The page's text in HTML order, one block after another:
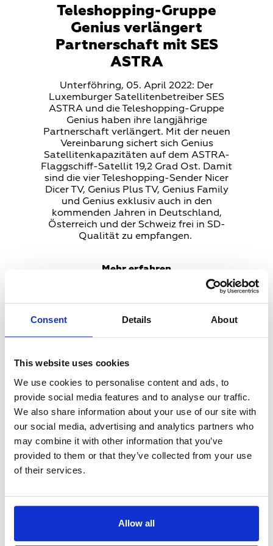
Consent Details About
This website uses cookies
We use cookies to personalise content and ads, to
provide social media features and to analyse our traffic.
We also share information about your use of our site with
our social media, advertising and analytics partners who
may combine it with other information that you’ve
provided to them or that they’ve collected from your use
of their services.
Allow all
Teleshopping-Gruppe
Genius verlängert
Partnerschaft mit SES
ASTRA
Teaser
Text
Unterföhring, 05. April 2022: Der
Luxemburger Satellitenbetreiber SES
ASTRA und die Teleshopping-Gruppe
Genius haben ihre langjährige
Partnerschaft verlängert. Mit der neuen
Vereinbarung sichert sich Genius
Satellitenkapazitäten auf dem ASTRA-
Flaggschiff-Satellit 19,2 Grad Ost. Damit
sind die vier Teleshopping-Sender Nicer
Dicer TV, Genius Plus TV, Genius Family
und Genius exklusiv auch in den
kommenden Jahren in Deutschland,
Österreich und der Schweiz frei in SD-
Qualität zu empfangen.
Mehr erfahren
AstroTV verlängert
Satellitenkapazitäten bei
SES ASTRA
Teaser
Text
Unterföhring, 29. März 2022: Der
Luxemburger Satellitenbetreiber SES
ASTRA und AstroTV, ein Sender der
adviqo GmbH, haben ihre Partnerschaft
langfristig verlängert. AstroTV sichert sich
langfristig Satellitenkapazitäten auf dem
Flaggschiff-Satellit Astra 19,2 Grad Ost.
Damit wird AstroTV auch in den
kommenden Jahren in SD auf der
Mehr erfahren